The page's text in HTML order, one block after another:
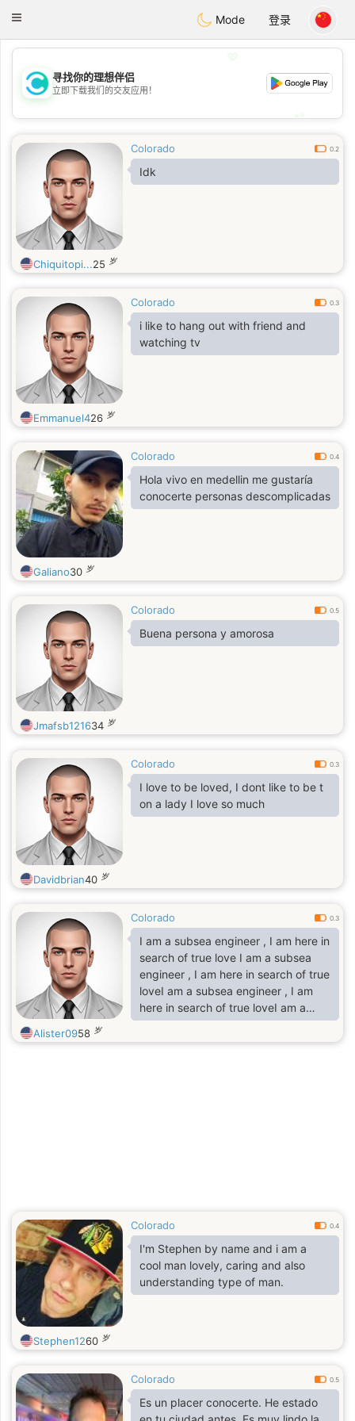
Citas
Toggle
Mode 登录
💖
💕
寻找你的理想伴侣
立即下载我们的交友应用！
Colorado 0.2
Idk
Chiquitopi...25 岁
Colorado 0.3
i like to hang out with friend and
watching tv
Emmanuel426 岁
Colorado 0.4
Hola vivo en medellin me gustaría
conocerte personas descomplicadas
Galiano30 岁
Colorado 0.5
Buena persona y amorosa
Jmafsb121634 岁
Colorado 0.3
I love to be loved, I dont like to be t
on a lady I love so much
Davidbrian40 岁
Colorado 0.3
I am a subsea engineer , I am here in
search of true love I am a subsea
engineer , I am here in search of true
loveI am a subsea engineer , I am
here in search of true loveI am a
subsea engineer , I am here in
search of true love
Alister0958 岁
Colorado 0.4
I'm Stephen by name and i am a
cool man lovely, caring and also
understanding type of man.
Stephen1260 岁
Colorado 0.5
Es un placer conocerte. He estado